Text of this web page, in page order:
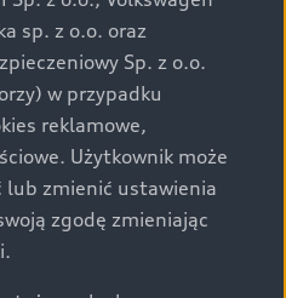
ceny, wyposażenia i
w umowie sprzedaży, a
zawiera
pojazdu. Zastrzegamy
Wszelkie informacje
aktualne na dzień ich
najnowszych
się z Partnerem Marki
sp. z o.o. oraz
Sp. z o.o.
w przypadku
reklamowe,
Użytkownik może
lub zmienić ustawienia
zgodę zmieniając